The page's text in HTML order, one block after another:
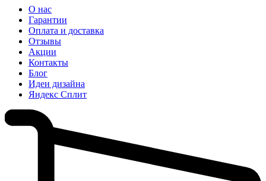
О нас
Гарантии
Оплата и доставка
Отзывы
Акции
Контакты
Блог
Идеи дизайна
Яндекс Сплит